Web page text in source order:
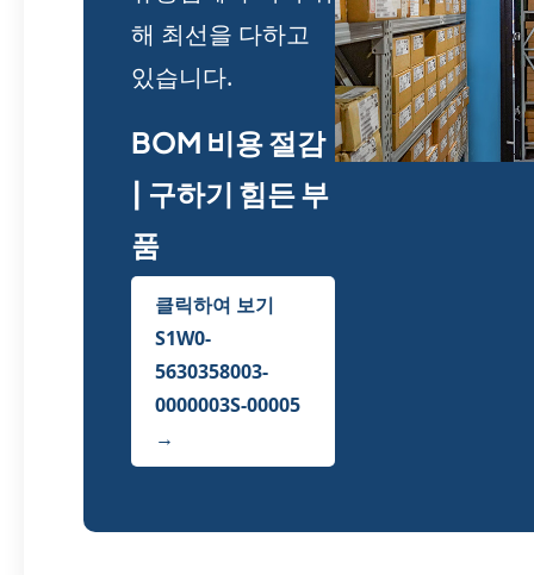
해 최선을 다하고
있습니다.
BOM 비용 절감
| 구하기 힘든 부
품
클릭하여 보기
S1W0-
5630358003-
0000003S-00005
→